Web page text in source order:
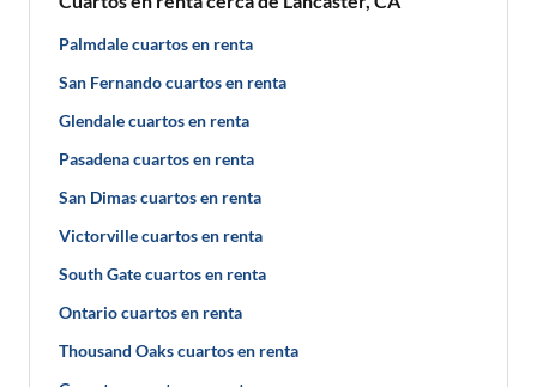
Palmdale cuartos en renta
San Fernando cuartos en renta
Glendale cuartos en renta
Pasadena cuartos en renta
San Dimas cuartos en renta
Victorville cuartos en renta
South Gate cuartos en renta
Ontario cuartos en renta
Thousand Oaks cuartos en renta